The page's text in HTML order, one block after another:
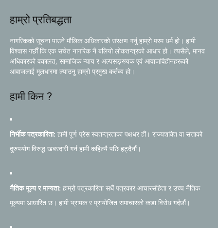
हाम्रो प्रतिबद्धता
नागरिकको सूचना पाउने मौलिक अधिकारको संरक्षण गर्नु हाम्रो परम धर्म हो। हामी
विश्वास गर्छौं कि एक सचेत नागरिक नै बलियो लोकतन्त्रको आधार हो। त्यसैले, मानव
अधिकारको वकालत, सामाजिक न्याय र अल्पसङ्ख्यक एवं आवाजविहीनहरूको
आवाजलाई मूलधारमा ल्याउनु हाम्रो प्रमुख कर्तव्य हो।
हामी किन ?
निर्भीक पत्रकारिता: हामी पूर्ण प्रेस स्वतन्त्रताका पक्षधर हौं। राज्यशक्ति वा सत्ताको
दुरुपयोग विरुद्ध खबरदारी गर्न हामी कहिल्यै पछि हट्दैनौं।
नैतिक मूल्य र मान्यता: हाम्रो पत्रकारिता सधैं पत्रकार आचारसंहिता र उच्च नैतिक
मूल्यमा आधारित छ। हामी भ्रामक र प्रायोजित समाचारको कडा विरोध गर्दछौं।